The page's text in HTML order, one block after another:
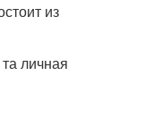
из
личная